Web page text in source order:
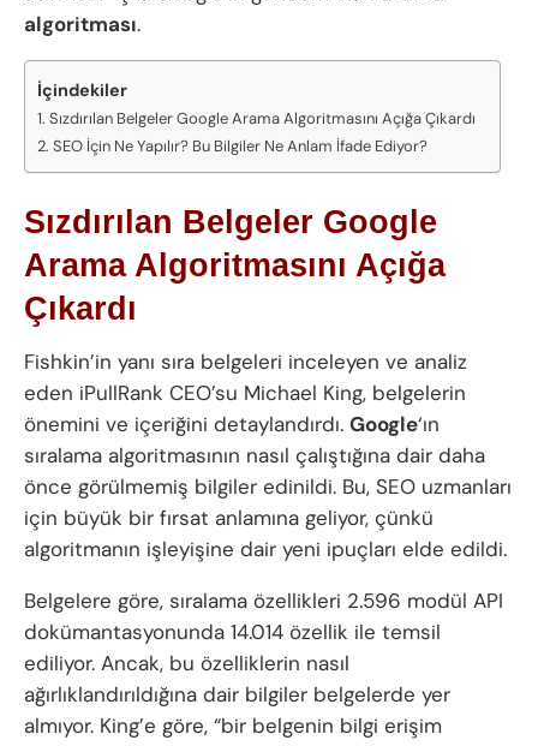
algoritması.
İçindekiler
Sızdırılan Belgeler Google Arama Algoritmasını Açığa Çıkardı
SEO İçin Ne Yapılır? Bu Bilgiler Ne Anlam İfade Ediyor?
Sızdırılan Belgeler Google
Arama Algoritmasını Açığa
Çıkardı
Fishkin’in yanı sıra belgeleri inceleyen ve analiz
eden iPullRank CEO’su Michael King, belgelerin
önemini ve içeriğini detaylandırdı. Google‘ın
sıralama algoritmasının nasıl çalıştığına dair daha
önce görülmemiş bilgiler edinildi. Bu, SEO uzmanları
için büyük bir fırsat anlamına geliyor, çünkü
algoritmanın işleyişine dair yeni ipuçları elde edildi.
Belgelere göre, sıralama özellikleri 2.596 modül API
dokümantasyonunda 14.014 özellik ile temsil
ediliyor. Ancak, bu özelliklerin nasıl
ağırlıklandırıldığına dair bilgiler belgelerde yer
almıyor. King’e göre, “bir belgenin bilgi erişim